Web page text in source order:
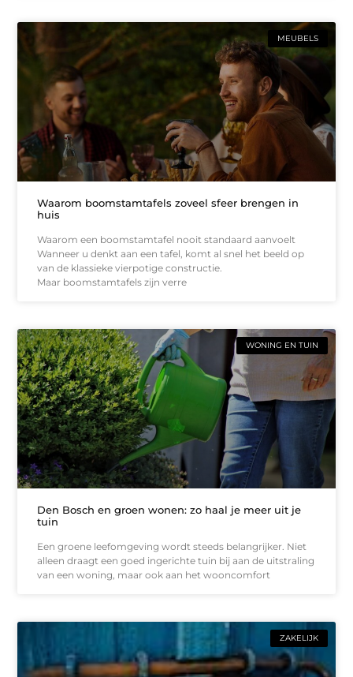
MEUBELS
Waarom boomstamtafels zoveel sfeer brengen in
huis
Waarom een boomstamtafel nooit standaard aanvoelt
Wanneer u denkt aan een tafel, komt al snel het beeld op
van de klassieke vierpotige constructie.
Maar boomstamtafels zijn verre
WONING EN TUIN
Den Bosch en groen wonen: zo haal je meer uit je
tuin
Een groene leefomgeving wordt steeds belangrijker. Niet
alleen draagt een goed ingerichte tuin bij aan de uitstraling
van een woning, maar ook aan het wooncomfort
ZAKELIJK